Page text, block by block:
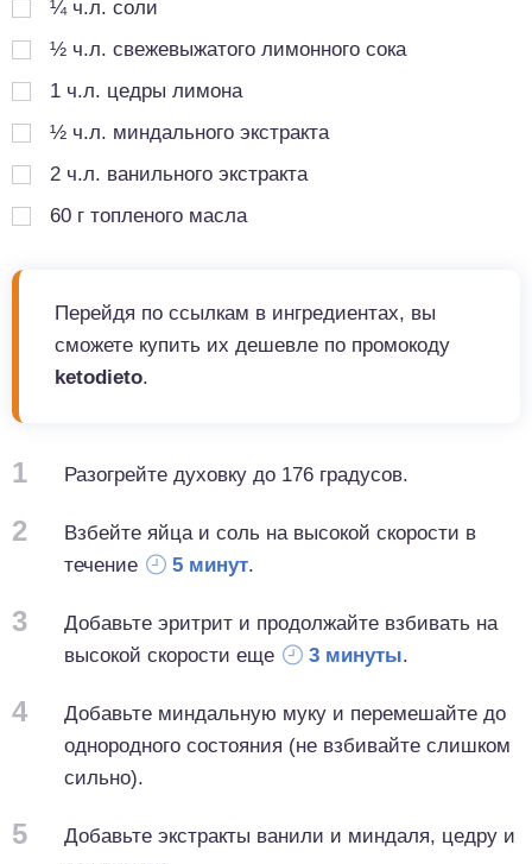
¼ ч.л. соли
½ ч.л. свежевыжатого лимонного сока
1 ч.л. цедры лимона
½ ч.л. миндального экстракта
2 ч.л. ванильного экстракта
60 г топленого масла
Перейдя по ссылкам в ингредиентах, вы
сможете купить их дешевле по промокоду
ketodieto.
1 Разогрейте духовку до 176 градусов.
2
Взбейте яйца и соль на высокой скорости в
течение
5 минут.
3
Добавьте эритрит и продолжайте взбивать на
высокой скорости еще
3 минуты.
4
Добавьте миндальную муку и перемешайте до
однородного состояния (не взбивайте слишком
сильно).
5
Добавьте экстракты ванили и миндаля, цедру и